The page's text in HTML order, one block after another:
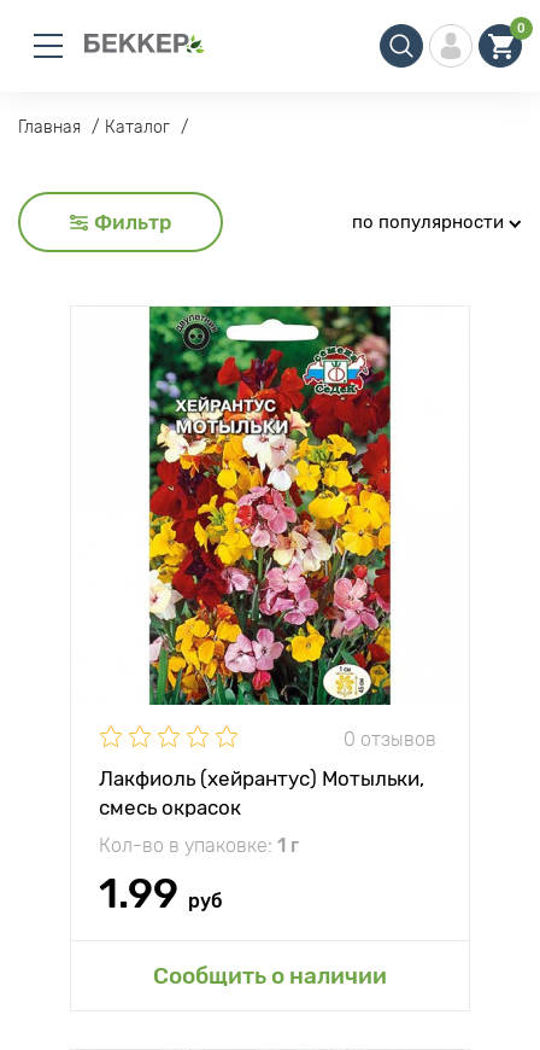
0
Главная Каталог
Фильтр по популярности
0 отзывов
Лакфиоль (хейрантус) Мотыльки,
смесь окрасок
Кол-во в упаковке: 1 г
1.99 руб
Сообщить о наличии